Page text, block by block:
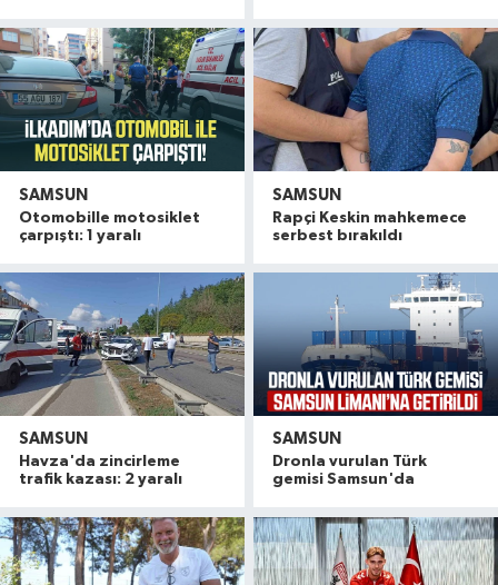
SAMSUN
Otomobille motosiklet
çarpıştı: 1 yaralı
SAMSUN
Rapçi Keskin mahkemece
serbest bırakıldı
SAMSUN
Havza'da zincirleme
trafik kazası: 2 yaralı
SAMSUN
Dronla vurulan Türk
gemisi Samsun'da